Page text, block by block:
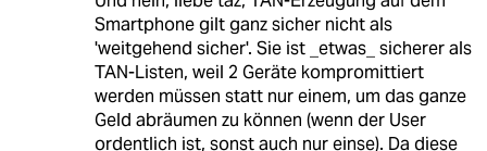
Smartphone gilt ganz sicher nicht als
'weitgehend sicher'. Sie ist _etwas_ sicherer als
TAN-Listen, weil 2 Geräte kompromittiert
werden müssen statt nur einem, um das ganze
Geld abräumen zu können (wenn der User
ordentlich ist, sonst auch nur einse). Da diese